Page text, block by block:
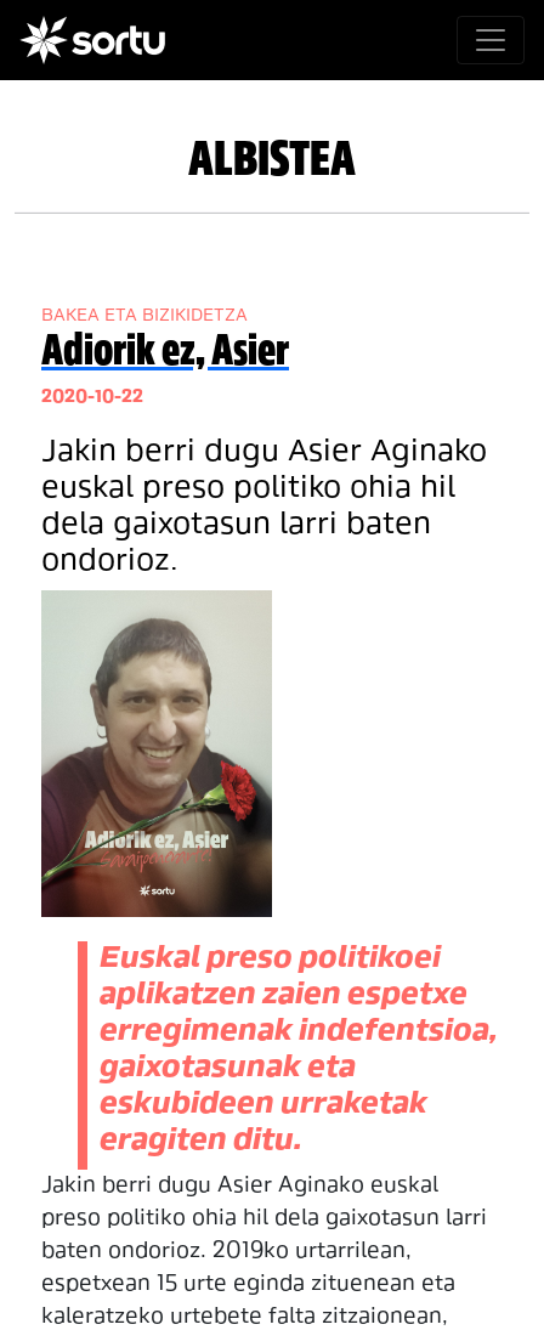
ALBISTEA
BAKEA ETA BIZIKIDETZA
Adiorik ez, Asier
2020-10-22
Jakin berri dugu Asier Aginako
euskal preso politiko ohia hil
dela gaixotasun larri baten
ondorioz.
Euskal preso politikoei
aplikatzen zaien espetxe
erregimenak indefentsioa,
gaixotasunak eta
eskubideen urraketak
eragiten ditu.
Jakin berri dugu Asier Aginako euskal
preso politiko ohia hil dela gaixotasun larri
baten ondorioz. 2019ko urtarrilean,
espetxean 15 urte eginda zituenean eta
kaleratzeko urtebete falta zitzaionean,